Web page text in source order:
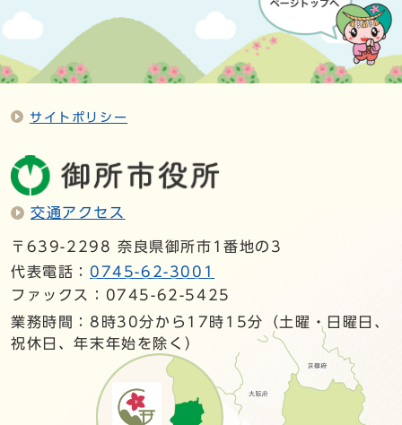
サイトポリシー
交通アクセス
〒639-2298 奈良県御所市1番地の3
代表電話： 0745-62-3001
ファックス：0745-62-5425
業務時間：8時30分から17時15分（土曜・日曜日、
祝休日、年末年始を除く）